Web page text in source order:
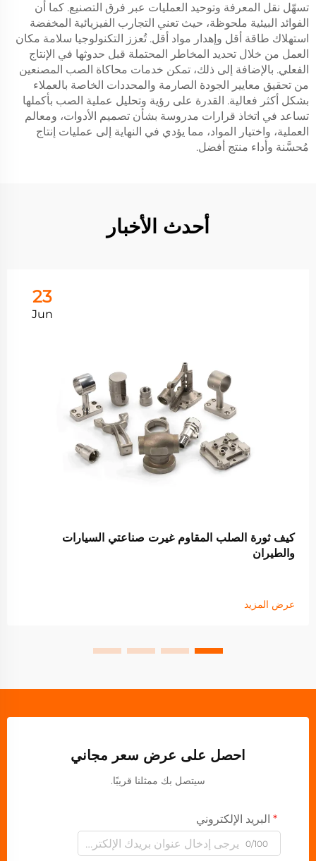
تسهّل نقل المعرفة وتوحيد العمليات عبر فرق التصنيع. كما أن
الفوائد البيئية ملحوظة، حيث تعني التجارب الفيزيائية المخفضة
استهلاك طاقة أقل وإهدار مواد أقل. تُعزز التكنولوجيا سلامة مكان
العمل من خلال تحديد المخاطر المحتملة قبل حدوثها في الإنتاج
الفعلي. بالإضافة إلى ذلك، تمكن خدمات محاكاة الصب المصنعين
من تحقيق معايير الجودة الصارمة والمحددات الخاصة بالعملاء
بشكل أكثر فعالية. القدرة على رؤية وتحليل عملية الصب بأكملها
تساعد في اتخاذ قرارات مدروسة بشأن تصميم الأدوات، ومعالم
العملية، واختيار المواد، مما يؤدي في النهاية إلى عمليات إنتاج
مُحسَّنة وأداء منتج أفضل.
أحدث الأخبار
23
Jun
كيف ثورة الصلب المقاوم غيرت صناعتي السيارات
والطيران
عرض المزيد
احصل على عرض سعر مجاني
سيتصل بك ممثلنا قريبًا.
البريد الإلكتروني
0/100